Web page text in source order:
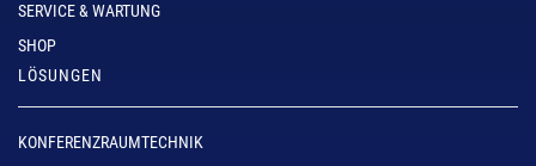
SERVICE & WARTUNG
SHOP
LÖSUNGEN
KONFERENZRAUMTECHNIK